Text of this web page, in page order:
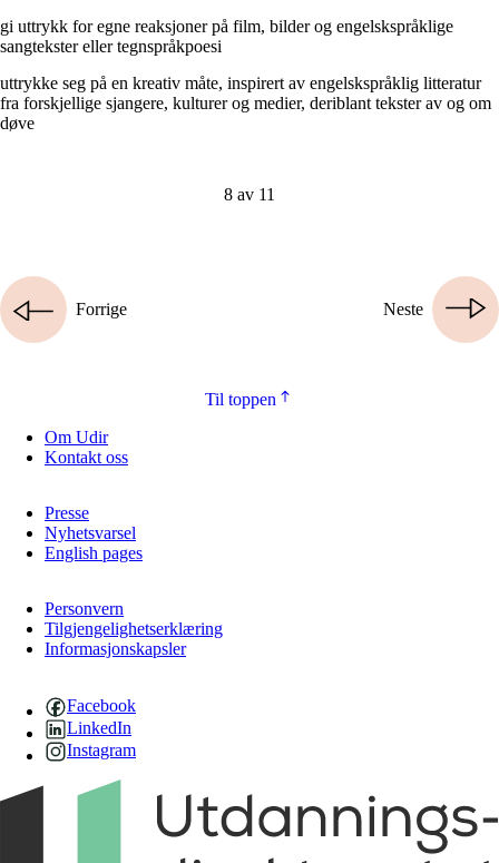
gi uttrykk for egne reaksjoner på film, bilder og engelskspråklige
sangtekster eller tegnspråkpoesi
uttrykke seg på en kreativ måte, inspirert av engelskspråklig litteratur
fra forskjellige sjangere, kulturer og medier, deriblant tekster av og om
døve
8 av 11
Neste
Forrige
Til toppen
Om Udir
Kontakt oss
Presse
Nyhetsvarsel
English pages
Personvern
Tilgjengelighetserklæring
Informasjonskapsler
Facebook
LinkedIn
Instagram